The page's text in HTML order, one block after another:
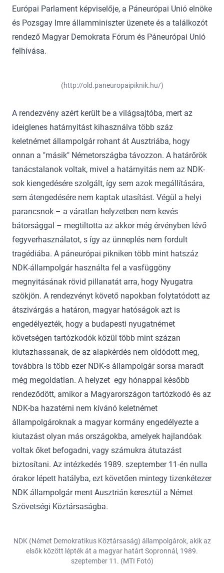
Európai Parlament képviselője, a Páneurópai Unió elnöke
és Pozsgay Imre államminiszter üzenete és a találkozót
rendező Magyar Demokrata Fórum és Páneurópai Unió
felhívása.
(http://old.paneuropaipiknik.hu/)
A rendezvény azért került be a világsajtóba, mert az
ideiglenes határnyitást kihasználva több száz
keletnémet állampolgár rohant át Ausztriába, hogy
onnan a "másik" Németországba távozzon. A határőrök
tanácstalanok voltak, mivel a határnyitás nem az NDK-
sok kiengedésére szolgált, így sem azok megállítására,
sem átengedésére nem kaptak utasítást. Végül a helyi
parancsnok – a váratlan helyzetben nem kevés
bátorsággal – megtiltotta az akkor még érvényben lévő
fegyverhasználatot, s így az ünneplés nem fordult
tragédiába. A páneurópai pikniken több mint hatszáz
NDK-állampolgár használta fel a vasfüggöny
megnyitásának rövid pillanatát arra, hogy Nyugatra
szökjön. A rendezvényt követő napokban folytatódott az
átszivárgás a határon, magyar hatóságok azt is
engedélyezték, hogy a budapesti nyugatnémet
követségen tartózkodók közül több mint százan
kiutazhassanak, de az alapkérdés nem oldódott meg,
továbbra is több ezer NDK-s állampolgár sorsa maradt
még megoldatlan. A helyzet egy hónappal később
rendeződött, amikor a Magyarországon tartózkodó és az
NDK-ba hazatérni nem kívánó keletnémet
állampolgároknak a magyar kormány engedélyezte a
kiutazást olyan más országokba, amelyek hajlandóak
voltak őket befogadni, vagy számukra átutazást
biztosítani. Az intézkedés 1989. szeptember 11-én nulla
órakor lépett hatályba, ezt követően mintegy tizenkétezer
NDK állampolgár ment Ausztrián keresztül a Német
Szövetségi Köztársaságba.
NDK (Német Demokratikus Köztársaság) állampolgárok, akik az
elsők között lépték át a magyar határt Sopronnál, 1989.
szeptember 11. (MTI Fotó)